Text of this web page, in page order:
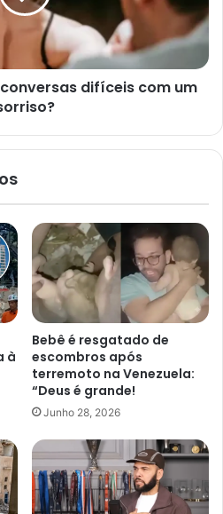
difíceis com um
à
Bebê é resgatado de
escombros após
terremoto na Venezuela:
“Deus é grande!
Junho 28, 2026